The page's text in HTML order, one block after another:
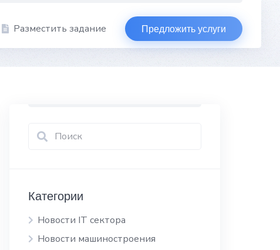
Разместить задание Предложить услуги
Категории
Новости IT сектора
Новости машиностроения